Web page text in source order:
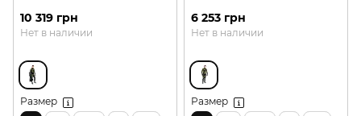
10 319 грн
Нет в наличии
Размер
6 253 грн
Нет в наличии
Размер